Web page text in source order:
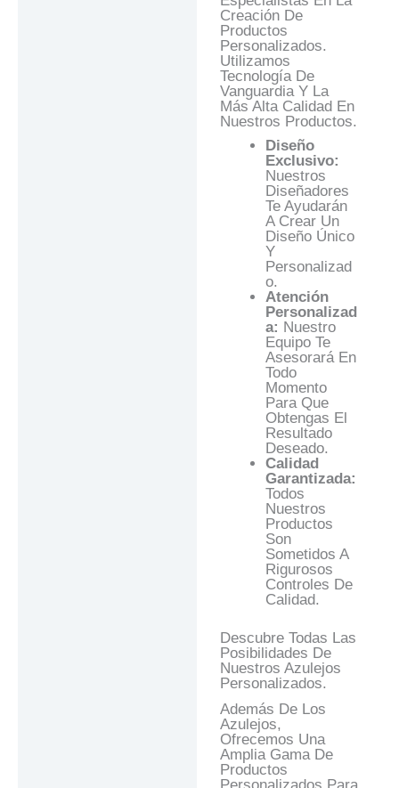
Creación De
Productos
Personalizados.
Utilizamos
Tecnología De
Vanguardia Y La
Más Alta Calidad En
Nuestros Productos.
Diseño
Exclusivo:
Nuestros
Diseñadores
Te Ayudarán
A Crear Un
Diseño Único
Y
Personalizad
O.
Atención
Personalizad
A: Nuestro
Equipo Te
Asesorará En
Todo
Momento
Para Que
Obtengas El
Resultado
Deseado.
Calidad
Garantizada:
Todos
Nuestros
Productos
Son
Sometidos A
Rigurosos
Controles De
Calidad.
Descubre Todas Las
Posibilidades De
Nuestros Azulejos
Personalizados.
Además De Los
Azulejos,
Ofrecemos Una
Amplia Gama De
Productos
Personalizados Para